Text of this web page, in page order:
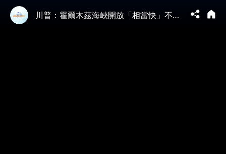
川普：霍爾木茲海峽開放「相當快」不許伊朗收費